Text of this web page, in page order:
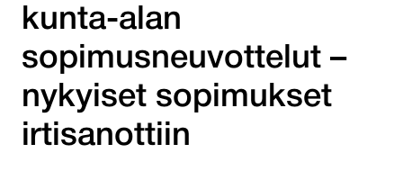
kunta-alan
sopimusneuvottelut –
nykyiset sopimukset
irtisanottiin